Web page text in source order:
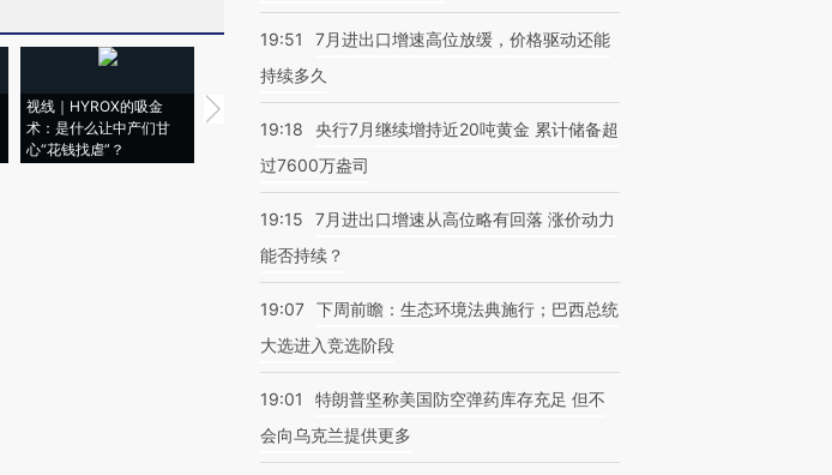
视线｜HYROX的吸金
术：是什么让中产们甘
心“花钱找虐”？
马航飞行员跨国走私7万
粒摇头丸 尿检体内含3种
视线｜被称为“蟑螂”的印
度Z世代 用街头抗争将教
视线｜“入侵”还是“人道危
机”？难民潮撕裂西班牙
19:51
7月进出口增速高位放缓，价格驱动还能
持续多久
19:18
央行7月继续增持近20吨黄金 累计储备超
过7600万盎司
19:15
7月进出口增速从高位略有回落 涨价动力
能否持续？
19:07 下周前瞻：生态环境法典施行；巴西总统
大选进入竞选阶段
19:01
特朗普坚称美国防空弹药库存充足 但不
会向乌克兰提供更多